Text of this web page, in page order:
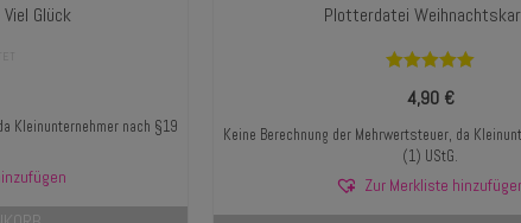
Glück
Kleinunternehmer nach §19
Plotterdatei
5.00von 5
4,90 €
Keine Berechnung der Mehrwertsteuer, da
(1) UStG.
Zur Merkliste